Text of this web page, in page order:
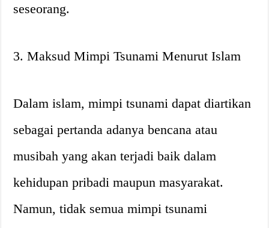
seseorang.
3. Maksud Mimpi Tsunami Menurut Islam
Dalam islam, mimpi tsunami dapat diartikan
sebagai pertanda adanya bencana atau
musibah yang akan terjadi baik dalam
kehidupan pribadi maupun masyarakat.
Namun, tidak semua mimpi tsunami